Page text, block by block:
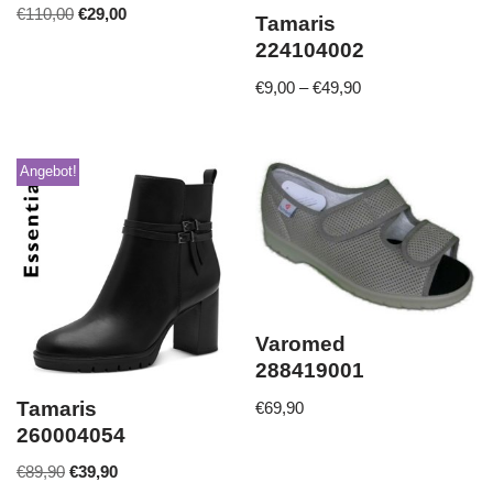
€110,00 €29,00
Tamaris
224104002
€9,00 –€49,90
Angebot!
Tamaris
260004054
€89,90 €39,90
Varomed
288419001
€69,90